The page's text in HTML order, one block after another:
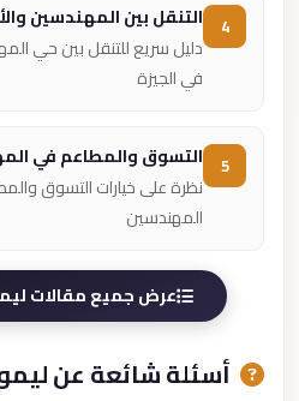
التنقل بين المهندسين
دليل سريع للتنقل بين حي
في الجيزة
التسوق والمطاعم في
نظرة على خيارات التسوق
المهندسين
عرض جميع مقالات
أسئلة شائعة عن